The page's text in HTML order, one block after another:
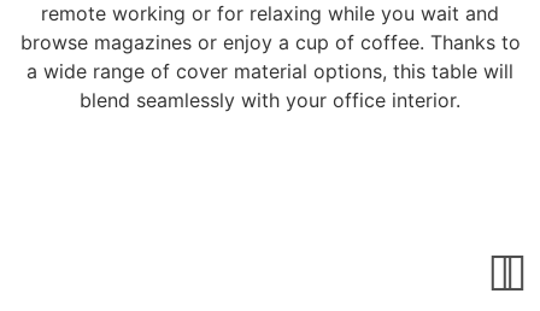
remote working or for relaxing while you wait and
browse magazines or enjoy a cup of coffee. Thanks to
a wide range of cover material options, this table will
blend seamlessly with your office interior.